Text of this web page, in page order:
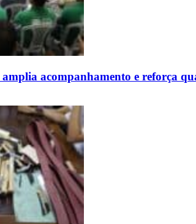
amplia acompanhamento e reforça